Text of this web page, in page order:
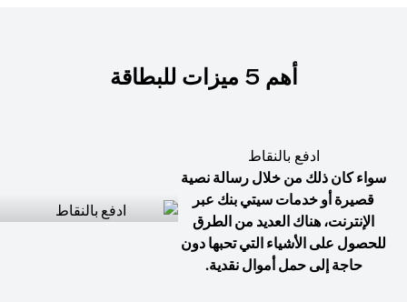
أهم 5 ميزات للبطاقة
ادفع بالنقاط
سواء كان ذلك من خلال رسالة نصية
قصيرة أو خدمات سيتي بنك عبر
الإنترنت، هناك العديد من الطرق
للحصول على الأشياء التي تحبها دون
حاجة إلى حمل أموال نقدية.